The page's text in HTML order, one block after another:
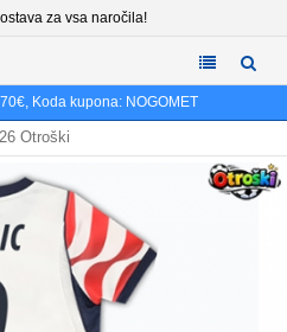
za vsa naročila!
70€, Koda kupona: NOGOMET
Otroški